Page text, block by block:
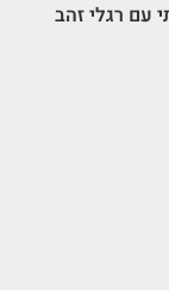
קטיפתי עם רגלי זהב